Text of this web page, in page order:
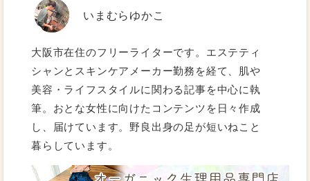
いまむらゆかこ
大阪市在住のフリーライターです。エステティ
シャンとスキンケアメーカー勤務を経て、肌や
美容・ライフスタイルに関わる記事を中心に執
筆。おとな女性に向けたコンテンツを日々作成
し、届けています。野良出身の足が短いねこと
暮らしています。